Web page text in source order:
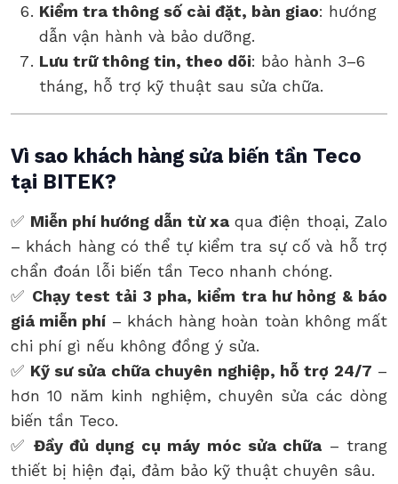
Kiểm tra thông số cài đặt, bàn giao: hướng
dẫn vận hành và bảo dưỡng.
Lưu trữ thông tin, theo dõi: bảo hành 3–6
tháng, hỗ trợ kỹ thuật sau sửa chữa.
Vì sao khách hàng sửa biến tần Teco
tại BITEK?
✅ Miễn phí hướng dẫn từ xaqua điện thoại, Zalo
– khách hàng có thể tự kiểm tra sự cố và hỗ trợ
chẩn đoán lỗi biến tần Teco nhanh chóng.
✅ Chạy test tải 3 pha, kiểm tra hư hỏng & báo
giá miễn phí – khách hàng hoàn toàn không mất
chi phí gì nếu không đồng ý sửa.
✅ Kỹ sư sửa chữa chuyên nghiệp, hỗ trợ 24/7 –
hơn 10 năm kinh nghiệm, chuyên sửa các dòng
biến tần Teco.
✅ Đầy đủ dụng cụ máy móc sửa chữa – trang
thiết bị hiện đại, đảm bảo kỹ thuật chuyên sâu.